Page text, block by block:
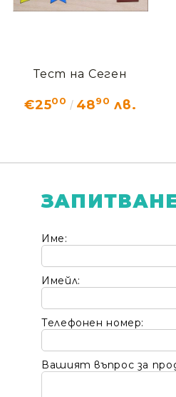
Тест на Сеген
€2500 4890 лв.
Име:
Имейл:
Телефонен номер:
Вашият въпрос за